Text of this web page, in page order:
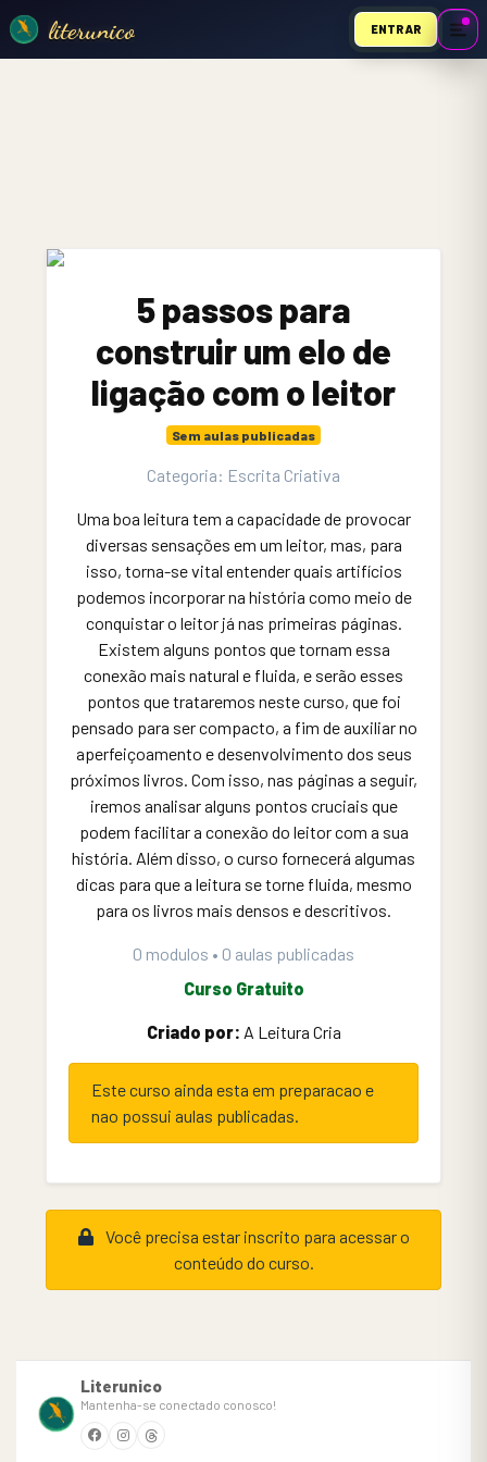
literunico ENTRAR
5 passos para
construir um elo de
ligação com o leitor
Sem aulas publicadas
Categoria: Escrita Criativa
Uma boa leitura tem a capacidade de provocar
diversas sensações em um leitor, mas, para
isso, torna-se vital entender quais artifícios
podemos incorporar na história como meio de
conquistar o leitor já nas primeiras páginas.
Existem alguns pontos que tornam essa
conexão mais natural e fluida, e serão esses
pontos que trataremos neste curso, que foi
pensado para ser compacto, a fim de auxiliar no
aperfeiçoamento e desenvolvimento dos seus
próximos livros. Com isso, nas páginas a seguir,
iremos analisar alguns pontos cruciais que
podem facilitar a conexão do leitor com a sua
história. Além disso, o curso fornecerá algumas
dicas para que a leitura se torne fluida, mesmo
para os livros mais densos e descritivos.
0 modulos • 0 aulas publicadas
Curso Gratuito
Criado por: A Leitura Cria
Este curso ainda esta em preparacao e
nao possui aulas publicadas.
Você precisa estar inscrito para acessar o
conteúdo do curso.
Literunico
Mantenha-se conectado conosco!